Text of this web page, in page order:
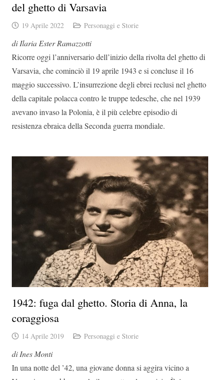
del ghetto di Varsavia
19 Aprile 2022 Personaggi e Storie
di Ilaria Ester Ramazzotti
Ricorre oggi l’anniversario dell’inizio della rivolta del ghetto di
Varsavia, che cominciò il 19 aprile 1943 e si concluse il 16
maggio successivo. L’insurrezione degli ebrei reclusi nel ghetto
della capitale polacca contro le truppe tedesche, che nel 1939
avevano invaso la Polonia, è il più celebre episodio di
resistenza ebraica della Seconda guerra mondiale.
1942: fuga dal ghetto. Storia di Anna, la
coraggiosa
14 Aprile 2019 Personaggi e Storie
di Ines Monti
In una notte del ’42, una giovane donna si aggira vicino a